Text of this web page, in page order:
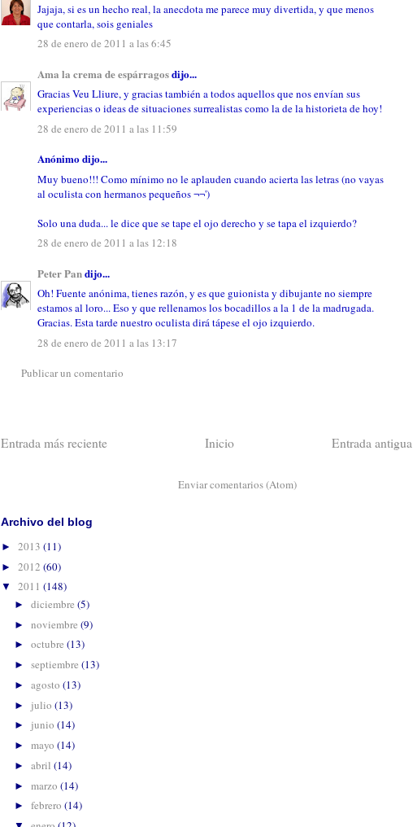
Jajaja, si es un hecho real, la anecdota me parece muy divertida, y que menos
que contarla, sois geniales
28 de enero de 2011 a las 6:45
Ama la crema de espárragosdijo...
Gracias Veu Lliure, y gracias también a todos aquellos que nos envían sus
experiencias o ideas de situaciones surrealistas como la de la historieta de hoy!
28 de enero de 2011 a las 11:59
Anónimo dijo...
Muy bueno!!! Como mínimo no le aplauden cuando acierta las letras (no vayas
al oculista con hermanos pequeños ¬¬')
Solo una duda... le dice que se tape el ojo derecho y se tapa el izquierdo?
28 de enero de 2011 a las 12:18
Peter Pandijo...
Oh! Fuente anónima, tienes razón, y es que guionista y dibujante no siempre
estamos al loro... Eso y que rellenamos los bocadillos a la 1 de la madrugada.
Gracias. Esta tarde nuestro oculista dirá tápese el ojo izquierdo.
28 de enero de 2011 a las 13:17
Publicar un comentario
Entrada más reciente Entrada antigua
Inicio
Enviar comentarios (Atom)
Archivo del blog
► 2013 (11)
► 2012 (60)
▼ 2011 (148)
► diciembre (5)
► noviembre (9)
► octubre (13)
► septiembre (13)
► agosto (13)
► julio (13)
► junio (14)
► mayo (14)
► abril (14)
► marzo (14)
► febrero (14)